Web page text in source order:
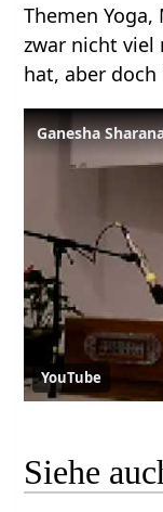
Themen
zwar nicht viel
hat, aber
Ganesha
YouTube
Siehe